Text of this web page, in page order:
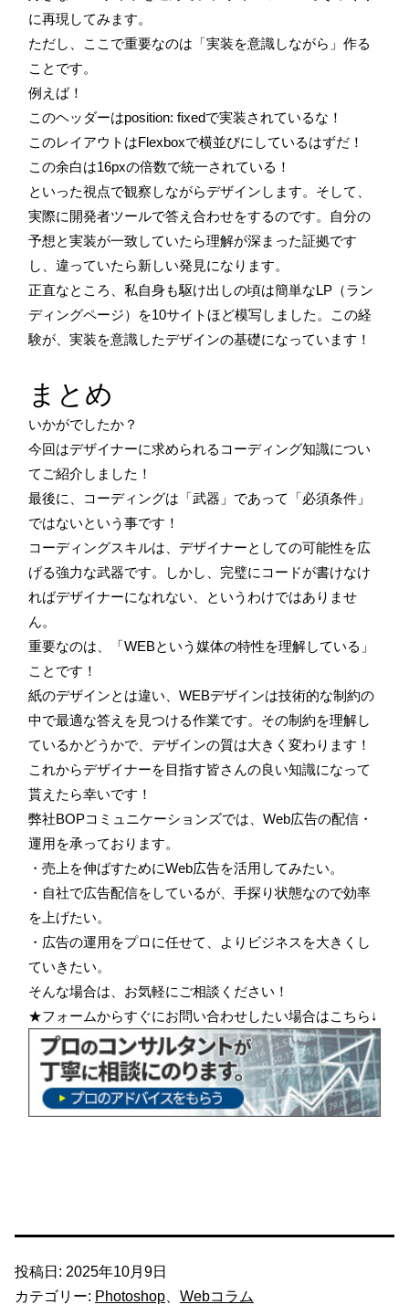
に再現してみます。
ただし、ここで重要なのは「実装を意識しながら」作る
ことです。
例えば！
このヘッダーはposition: fixedで実装されているな！
このレイアウトはFlexboxで横並びにしているはずだ！
この余白は16pxの倍数で統一されている！
といった視点で観察しながらデザインします。そして、
実際に開発者ツールで答え合わせをするのです。自分の
予想と実装が一致していたら理解が深まった証拠です
し、違っていたら新しい発見になります。
正直なところ、私自身も駆け出しの頃は簡単なLP（ラン
ディングページ）を10サイトほど模写しました。この経
験が、実装を意識したデザインの基礎になっています！
まとめ
いかがでしたか？
今回はデザイナーに求められるコーディング知識につい
てご紹介しました！
最後に、コーディングは「武器」であって「必須条件」
ではないという事です！
コーディングスキルは、デザイナーとしての可能性を広
げる強力な武器です。しかし、完璧にコードが書けなけ
ればデザイナーになれない、というわけではありませ
ん。
重要なのは、「WEBという媒体の特性を理解している」
ことです！
紙のデザインとは違い、WEBデザインは技術的な制約の
中で最適な答えを見つける作業です。その制約を理解し
ているかどうかで、デザインの質は大きく変わります！
これからデザイナーを目指す皆さんの良い知識になって
貰えたら幸いです！
弊社BOPコミュニケーションズでは、Web広告の配信・
運用を承っております。
・売上を伸ばすためにWeb広告を活用してみたい。
・自社で広告配信をしているが、手探り状態なので効率
を上げたい。
・広告の運用をプロに任せて、よりビジネスを大きくし
ていきたい。
そんな場合は、お気軽にご相談ください！
★フォームからすぐにお問い合わせしたい場合はこちら↓
投稿日: 2025年10月9日
カテゴリー: Photoshop Webコラム